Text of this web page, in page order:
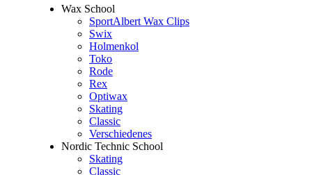
Wax School
SportAlbert Wax Clips
Swix
Holmenkol
Toko
Rode
Rex
Optiwax
Skating
Classic
Verschiedenes
Nordic Technic School
Skating
Classic